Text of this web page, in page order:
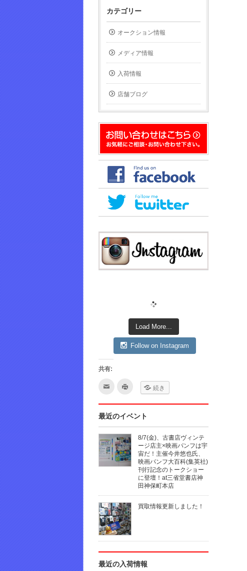
て
友
メ
ー
ル
で
送
信
し
ウ
ィ
ン
ド
開
ま
す)
て
印
し
い
ウ
ィ
ン
ド
で
開
き
ま
す)
カテゴリー
オークション情報
メディア情報
入荷情報
店舗ブログ
Load More...
Follow on Instagram
共有:
ク
て
友
達
へ
メ
ー
ル
で
送
信
ウ
ン
ド
ウ
で
開
き
ま
ク
て
印
刷
(新
し
い
ウ
ィ
ン
ド
き
す)
続き
最近のイベント
8/7(金)、古書店ヴィンテ
ージ店主×映画パンフは宇
宙だ！主催今井悠也氏、
映画パンフ大百科(集英社)
刊行記念のトークショー
に登壇！at三省堂書店神
田神保町本店
買取情報更新しました！
最近の入荷情報